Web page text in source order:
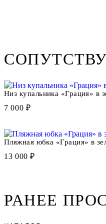
Низ купальника «Грация» в
7 000 ₽
Пляжная юбка «Грация» в
13 000 ₽
РАНЕЕ